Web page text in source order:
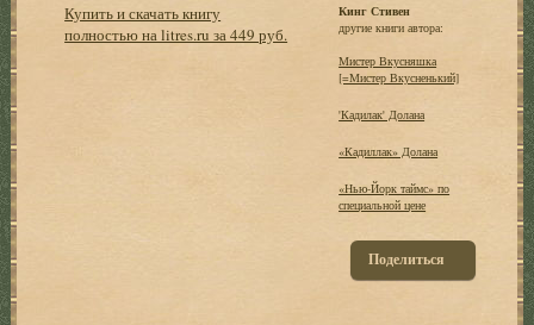
Купить и скачать книгу
полностью на litres.ru за 449 руб.
Кинг Стивен
другие книги автора:
Мистер Вкусняшка
[=Мистер Вкусненький]
'Кадилак' Долана
«Кадиллак» Долана
«Нью-Йорк таймс» по
специальной цене
Поделиться